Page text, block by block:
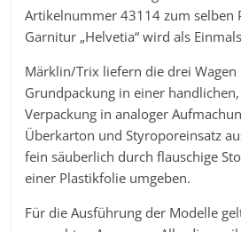
Artikelnummer 43114 zum selben
Garnitur „Helvetia“ wird als
Märklin/Trix liefern die drei
Grundpackung in einer
Verpackung in analoger
Überkarton und Styroporeinsatz
fein säuberlich durch flauschige
einer Plastikfolie umgeben.
Für die Ausführung der Modelle